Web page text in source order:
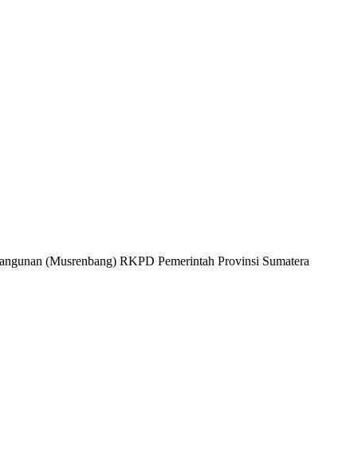
(Musrenbang) RKPD Pemerintah Provinsi Sumatera